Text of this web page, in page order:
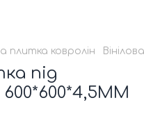
плитка ковролін
під